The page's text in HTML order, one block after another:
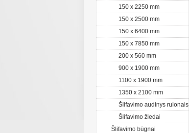
150 x 2250 mm
150 x 2500 mm
150 x 6400 mm
150 x 7850 mm
200 x 560 mm
900 x 1900 mm
1100 x 1900 mm
1350 x 2100 mm
Šlifavimo audinys rulonais
Šlifavimo žiedai
Šlifavimo būgnai